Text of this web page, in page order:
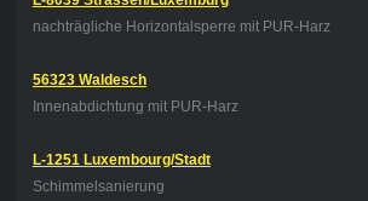
nachträgliche Horizontalsperre mit PUR-Harz
56323 Waldesch
Innenabdichtung mit PUR-Harz
L-1251 Luxembourg/Stadt
Schimmelsanierung